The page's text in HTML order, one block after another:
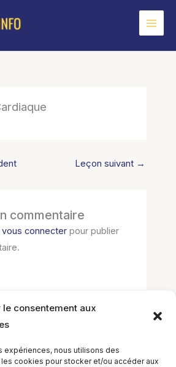
le consentement aux
expériences, nous utilisons des
cookies pour stocker et/ou accéder aux
Leçon suivant →
commentaire
vous connecter pour publier